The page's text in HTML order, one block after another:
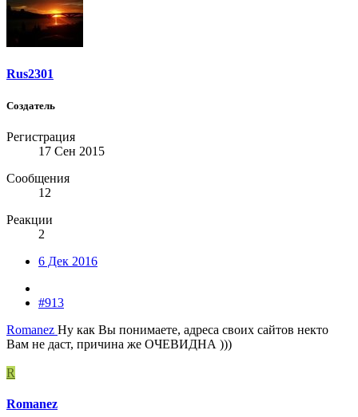
Rus2301
Создатель
Регистрация
17 Сен 2015
Сообщения
12
Реакции
2
6 Дек 2016
#913
Romanez Ну как Вы понимаете, адреса своих сайтов некто
Вам не даст, причина же ОЧЕВИДНА )))
R
Romanez